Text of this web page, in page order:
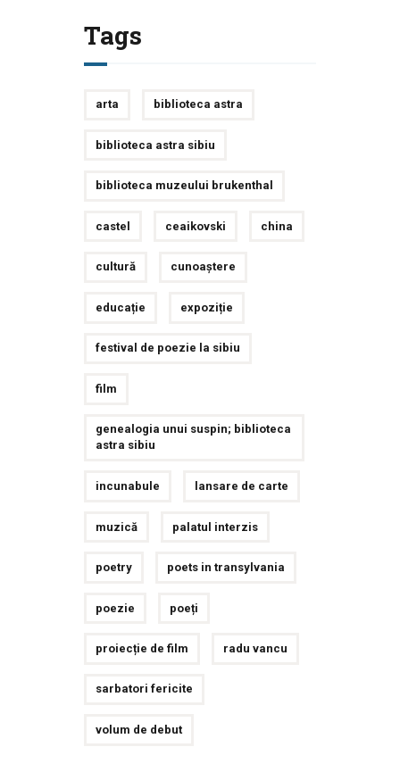
Tags
arta biblioteca astra
biblioteca astra sibiu
biblioteca muzeului brukenthal
castel ceaikovski china
cultură cunoaștere
educație expoziție
festival de poezie la sibiu
film
genealogia unui suspin; biblioteca
astra sibiu
incunabule lansare de carte
muzică palatul interzis
poetry poets in transylvania
poezie poeți
proiecție de film radu vancu
sarbatori fericite
volum de debut